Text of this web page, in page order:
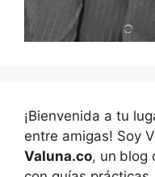
¡Bienvenida a tu
entre amigas! Soy
Valuna.co, un blog